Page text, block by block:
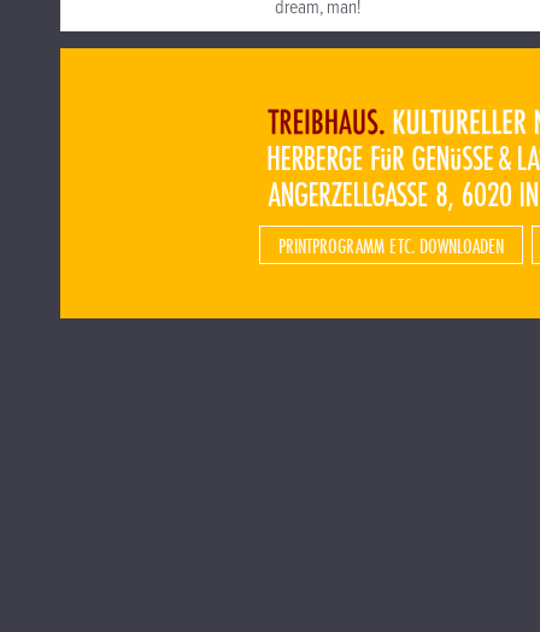
dream, man!
PRINTPROGRAMM ETC. DOWNLOADEN